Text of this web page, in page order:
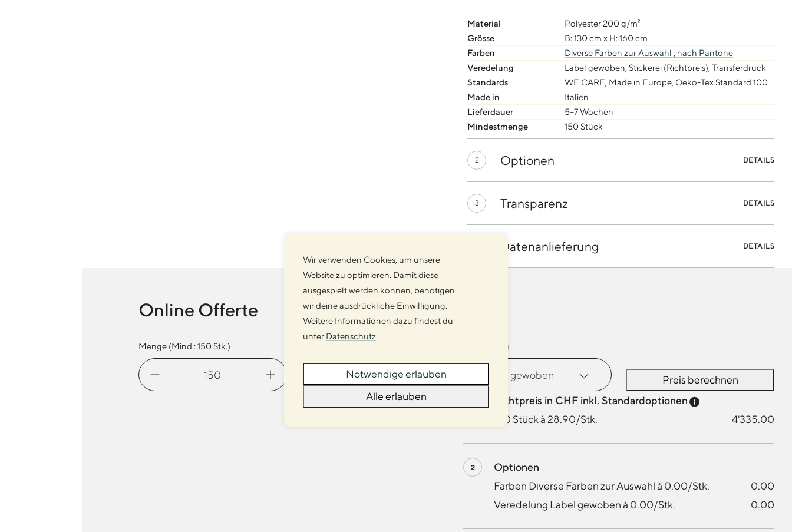
Material
Polyester 200 g/m²
Grösse
B: 130 cm x H: 160 cm
Farben
Diverse Farben zur Auswahl , nach Pantone
Veredelung
Label gewoben, Stickerei (Richtpreis), Transferdruck
Standards
WE CARE, Made in Europe, Oeko-Tex Standard 100
Made in
Italien
Lieferdauer
5–7 Wochen
Mindestmenge
150 Stück
2 Optionen DETAILS
3 Transparenz DETAILS
Datenanlieferung DETAILS
Online Offerte
Menge (Mind.:150Stk.)
Fleecedecke
EU
Veredelung
Preis berechnen
Richtpreis in CHF inkl. Standardoptionen
Preis-Tooltip
150 Stück à 28.90/Stk.
4'335.00
Optionen
Farben Diverse Farben zur Auswahl à 0.00/Stk.
0.00
Veredelung Label gewoben à 0.00/Stk.
0.00
Wir verwenden Cookies, um unsere
Website zu optimieren. Damit diese
ausgespielt werden können, benötigen
wir deine ausdrückliche Einwilligung.
Weitere Informationen dazu findest du
unter Datenschutz.
Notwendige erlauben
Alle erlauben